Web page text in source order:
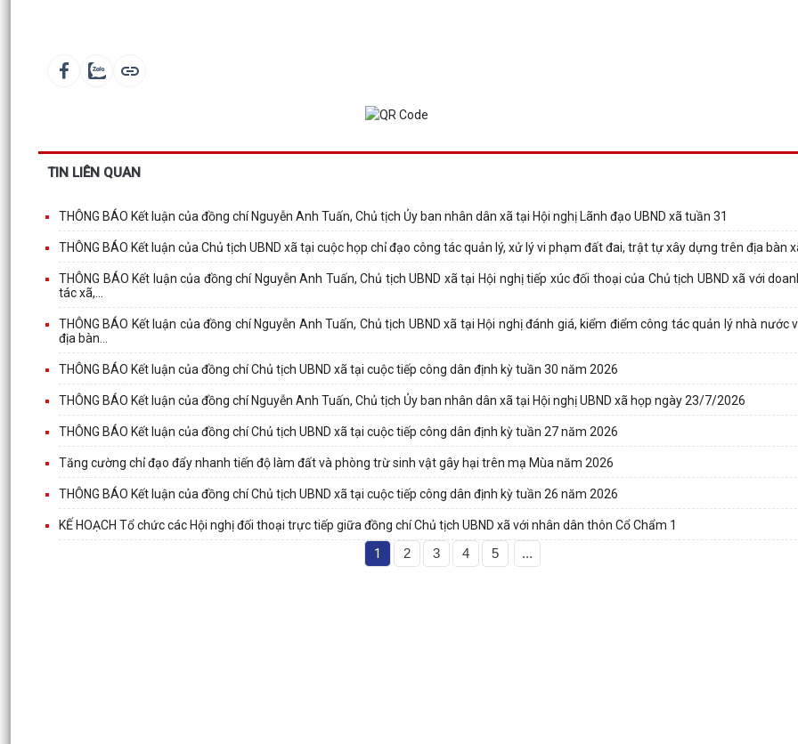
TIN LIÊN QUAN
THÔNG BÁO Kết luận của đồng chí Nguyễn Anh Tuấn, Chủ tịch Ủy ban nhân dân xã tại Hội nghị Lãnh đạo UBND xã tuần 31
THÔNG BÁO Kết luận của Chủ tịch UBND xã tại cuộc họp chỉ đạo công tác quản lý, xử lý vi phạm đất đai, trật tự xây dựng trên địa bàn
THÔNG BÁO Kết luận của đồng chí Nguyễn Anh Tuấn, Chủ tịch UBND xã tại Hội nghị tiếp xúc đối thoại của Chủ tịch UBND xã với
tác xã,...
THÔNG BÁO Kết luận của đồng chí Nguyễn Anh Tuấn, Chủ tịch UBND xã tại Hội nghị đánh giá, kiểm điểm công tác quản lý nhà nước
địa bàn...
THÔNG BÁO Kết luận của đồng chí Chủ tịch UBND xã tại cuộc tiếp công dân định kỳ tuần 30 năm 2026
THÔNG BÁO Kết luận của đồng chí Nguyễn Anh Tuấn, Chủ tịch Ủy ban nhân dân xã tại Hội nghị UBND xã họp ngày 23/7/2026
THÔNG BÁO Kết luận của đồng chí Chủ tịch UBND xã tại cuộc tiếp công dân định kỳ tuần 27 năm 2026
Tăng cường chỉ đạo đẩy nhanh tiến độ làm đất và phòng trừ sinh vật gây hại trên mạ Mùa năm 2026
THÔNG BÁO Kết luận của đồng chí Chủ tịch UBND xã tại cuộc tiếp công dân định kỳ tuần 26 năm 2026
KẾ HOẠCH Tổ chức các Hội nghị đối thoại trực tiếp giữa đồng chí Chủ tịch UBND xã với nhân dân thôn Cổ Chẩm 1
1 2 3 4 5 ...